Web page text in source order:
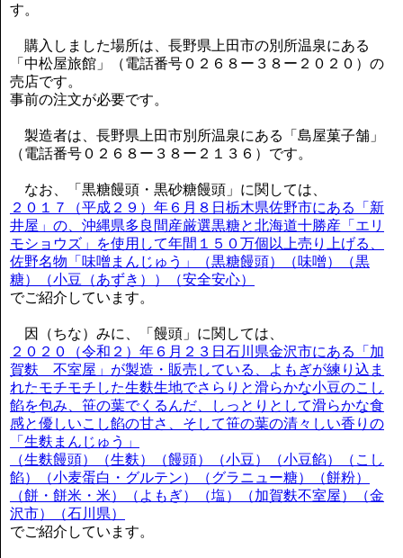
す。
購入しました場所は、長野県上田市の別所温泉にある
「中松屋旅館」（電話番号０２６８ー３８ー２０２０）の
売店です。
事前の注文が必要です。
製造者は、長野県上田市別所温泉にある「島屋菓子舗」
（電話番号０２６８ー３８ー２１３６）です。
なお、「黒糖饅頭・黒砂糖饅頭」に関しては、
２０１７（平成２９）年６月８日栃木県佐野市にある「新
井屋」の、沖縄県多良間産厳選黒糖と北海道十勝産「エリ
モショウズ」を使用して年間１５０万個以上売り上げる、
佐野名物「味噌まんじゅう」（黒糖饅頭）（味噌）（黒
糖）（小豆（あずき））（安全安心）
でご紹介しています。
因（ちな）みに、「饅頭」に関しては、
２０２０（令和２）年６月２３日石川県金沢市にある「加
賀麩 不室屋」が製造・販売している、よもぎが練り込ま
れたモチモチした生麩生地でさらりと滑らかな小豆のこし
餡を包み、笹の葉でくるんだ、しっとりとして滑らかな食
感と優しいこし餡の甘さ、そして笹の葉の清々しい香りの
「生麩まんじゅう」
（生麩饅頭）（生麩）（饅頭）（小豆）（小豆餡）（こし
餡）（小麦蛋白・グルテン）（グラニュー糖）（餅粉）
（餅・餅米・米）（よもぎ）（塩）（加賀麩不室屋）（金
沢市）（石川県）
でご紹介しています。